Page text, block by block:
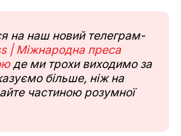
на наш новий телеграм-
| Міжнародна преса
де ми трохи виходимо за
більше, ніж на
частиною розумної